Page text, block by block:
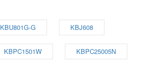
KBU801G-G KBJ608
KBPC1501W KBPC25005N